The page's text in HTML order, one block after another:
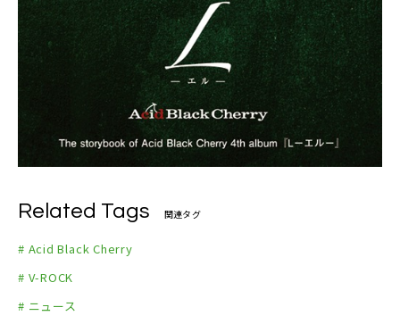
Related Tags 関連タグ
# Acid Black Cherry
# V-ROCK
# ニュース